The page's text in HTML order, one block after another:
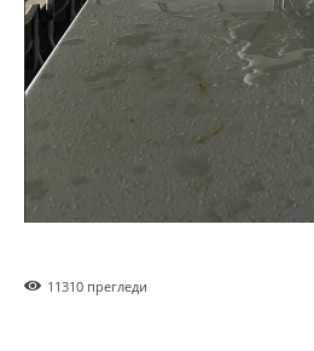
11310 прегледи